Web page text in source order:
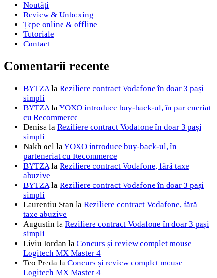
Noutăți
Review & Unboxing
Țepe online & offline
Tutoriale
Contact
Comentarii recente
BYTZAla Reziliere contract Vodafone în doar 3 pași
simpli
BYTZAlaYOXO introduce buy-back-ul, în parteneriat
cu Recommerce
Denisa la Reziliere contract Vodafone în doar 3 pași
simpli
Nakh oel laYOXO introduce buy-back-ul, în
parteneriat cu Recommerce
BYTZAla Reziliere contract Vodafone, fără taxe
abuzive
BYTZAla Reziliere contract Vodafone în doar 3 pași
simpli
Laurentiu Stan la Reziliere contract Vodafone, fără
taxe abuzive
Augustin la Reziliere contract Vodafone în doar 3 pași
simpli
Liviu Iordan la Concurs și review complet mouse
Logitech MX Master 4
Teo Preda la Concurs și review complet mouse
Logitech MX Master 4